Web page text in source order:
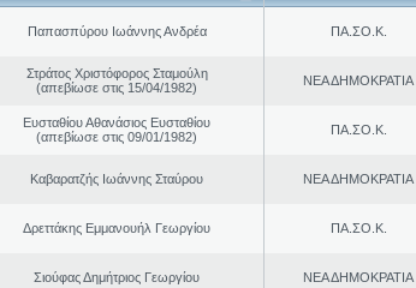
Παπασπύρου Ιωάννης Ανδρέα ΠΑ.ΣΟ.Κ.
Στράτος Χριστόφορος Σταμούλη
(απεβίωσε στις 15/04/1982)
ΝΕΑ ΔΗΜΟΚΡΑΤΙΑ
Ευσταθίου Αθανάσιος Ευσταθίου
(απεβίωσε στις 09/01/1982)
ΠΑ.ΣΟ.Κ.
Καβαρατζής Ιωάννης Σταύρου ΝΕΑ ΔΗΜΟΚΡΑΤΙΑ
Δρεττάκης Εμμανουήλ Γεωργίου ΠΑ.ΣΟ.Κ.
Σιούφας Δημήτριος Γεωργίου ΝΕΑ ΔΗΜΟΚΡΑΤΙΑ